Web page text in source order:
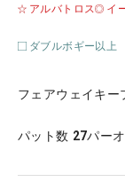
アルバトロス イ
ダブルボギー以上
フェアウェイキー
パット数 27パー